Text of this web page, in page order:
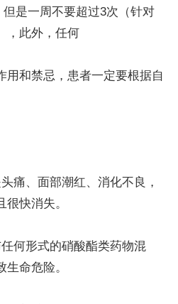
但是一周不要超过3次（针对
，此外，任何
用和禁忌，患者一定要根据自
痛、面部潮红、消化不良，
快消失。
何形式的硝酸酯类药物混
命危险。